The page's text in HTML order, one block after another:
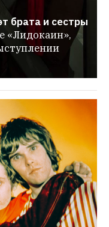
брата и сестры
«Лидокаин»,